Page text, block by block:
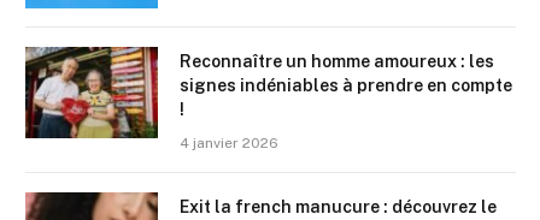
Reconnaître un homme amoureux : les
signes indéniables à prendre en compte
!
4 janvier 2026
Exit la french manucure : découvrez le